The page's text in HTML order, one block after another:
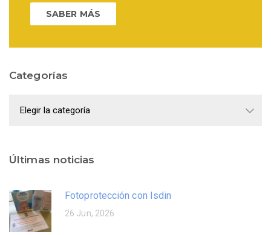
SABER MÁS
Categorías
Últimas noticias
Fotoprotección con Isdin
26 Jun, 2026